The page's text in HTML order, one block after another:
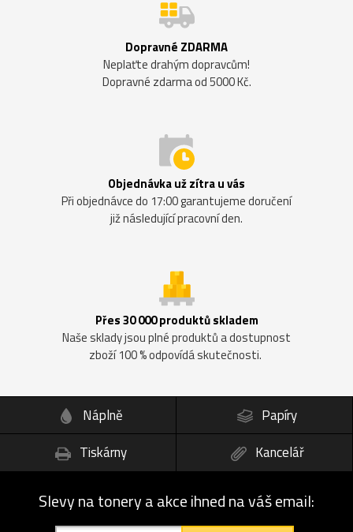
Dopravné ZDARMA
Neplaťte drahým dopravcům!
Dopravné zdarma od 5000 Kč.
Objednávka už zítra u vás
Při objednávce do 17:00 garantujeme doručení
již následující pracovní den.
Přes 30 000 produktů skladem
Naše sklady jsou plné produktů a dostupnost
zboží 100 % odpovídá skutečnosti.
Náplně
Papíry
Tiskárny
Kancelář
Slevy na tonery a akce ihned na váš email: